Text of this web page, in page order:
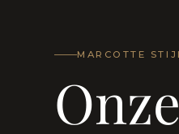
MARCOTTE